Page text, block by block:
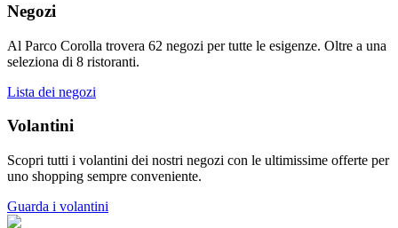
Negozi
Al Parco Corolla trovera 62 negozi per tutte le esigenze. Oltre a una
seleziona di 8 ristoranti.
Lista dei negozi
Volantini
Scopri tutti i volantini dei nostri negozi con le ultimissime offerte per
uno shopping sempre conveniente.
Guarda i volantini